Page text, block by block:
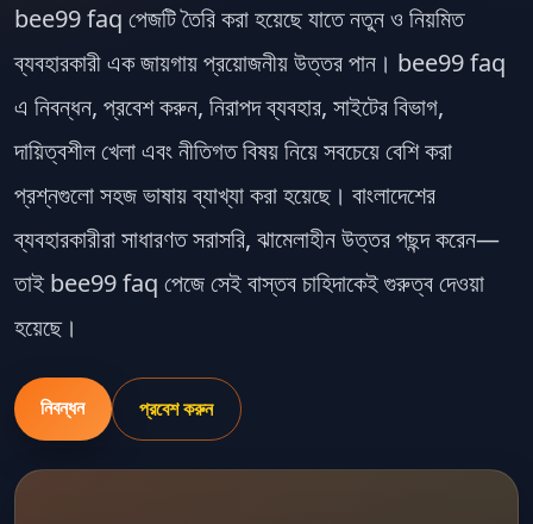
bee99 faq পেজটি তৈরি করা হয়েছে যাতে নতুন ও নিয়মিত
ব্যবহারকারী এক জায়গায় প্রয়োজনীয় উত্তর পান। bee99 faq
এ নিবন্ধন, প্রবেশ করুন, নিরাপদ ব্যবহার, সাইটের বিভাগ,
দায়িত্বশীল খেলা এবং নীতিগত বিষয় নিয়ে সবচেয়ে বেশি করা
প্রশ্নগুলো সহজ ভাষায় ব্যাখ্যা করা হয়েছে। বাংলাদেশের
ব্যবহারকারীরা সাধারণত সরাসরি, ঝামেলাহীন উত্তর পছন্দ করেন—
তাই bee99 faq পেজে সেই বাস্তব চাহিদাকেই গুরুত্ব দেওয়া
হয়েছে।
নিবন্ধন প্রবেশ করুন